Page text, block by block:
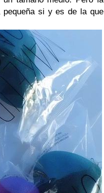
pequeña si y es de la que